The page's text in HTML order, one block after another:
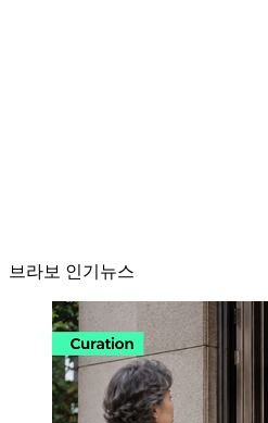
브라보 인기뉴스